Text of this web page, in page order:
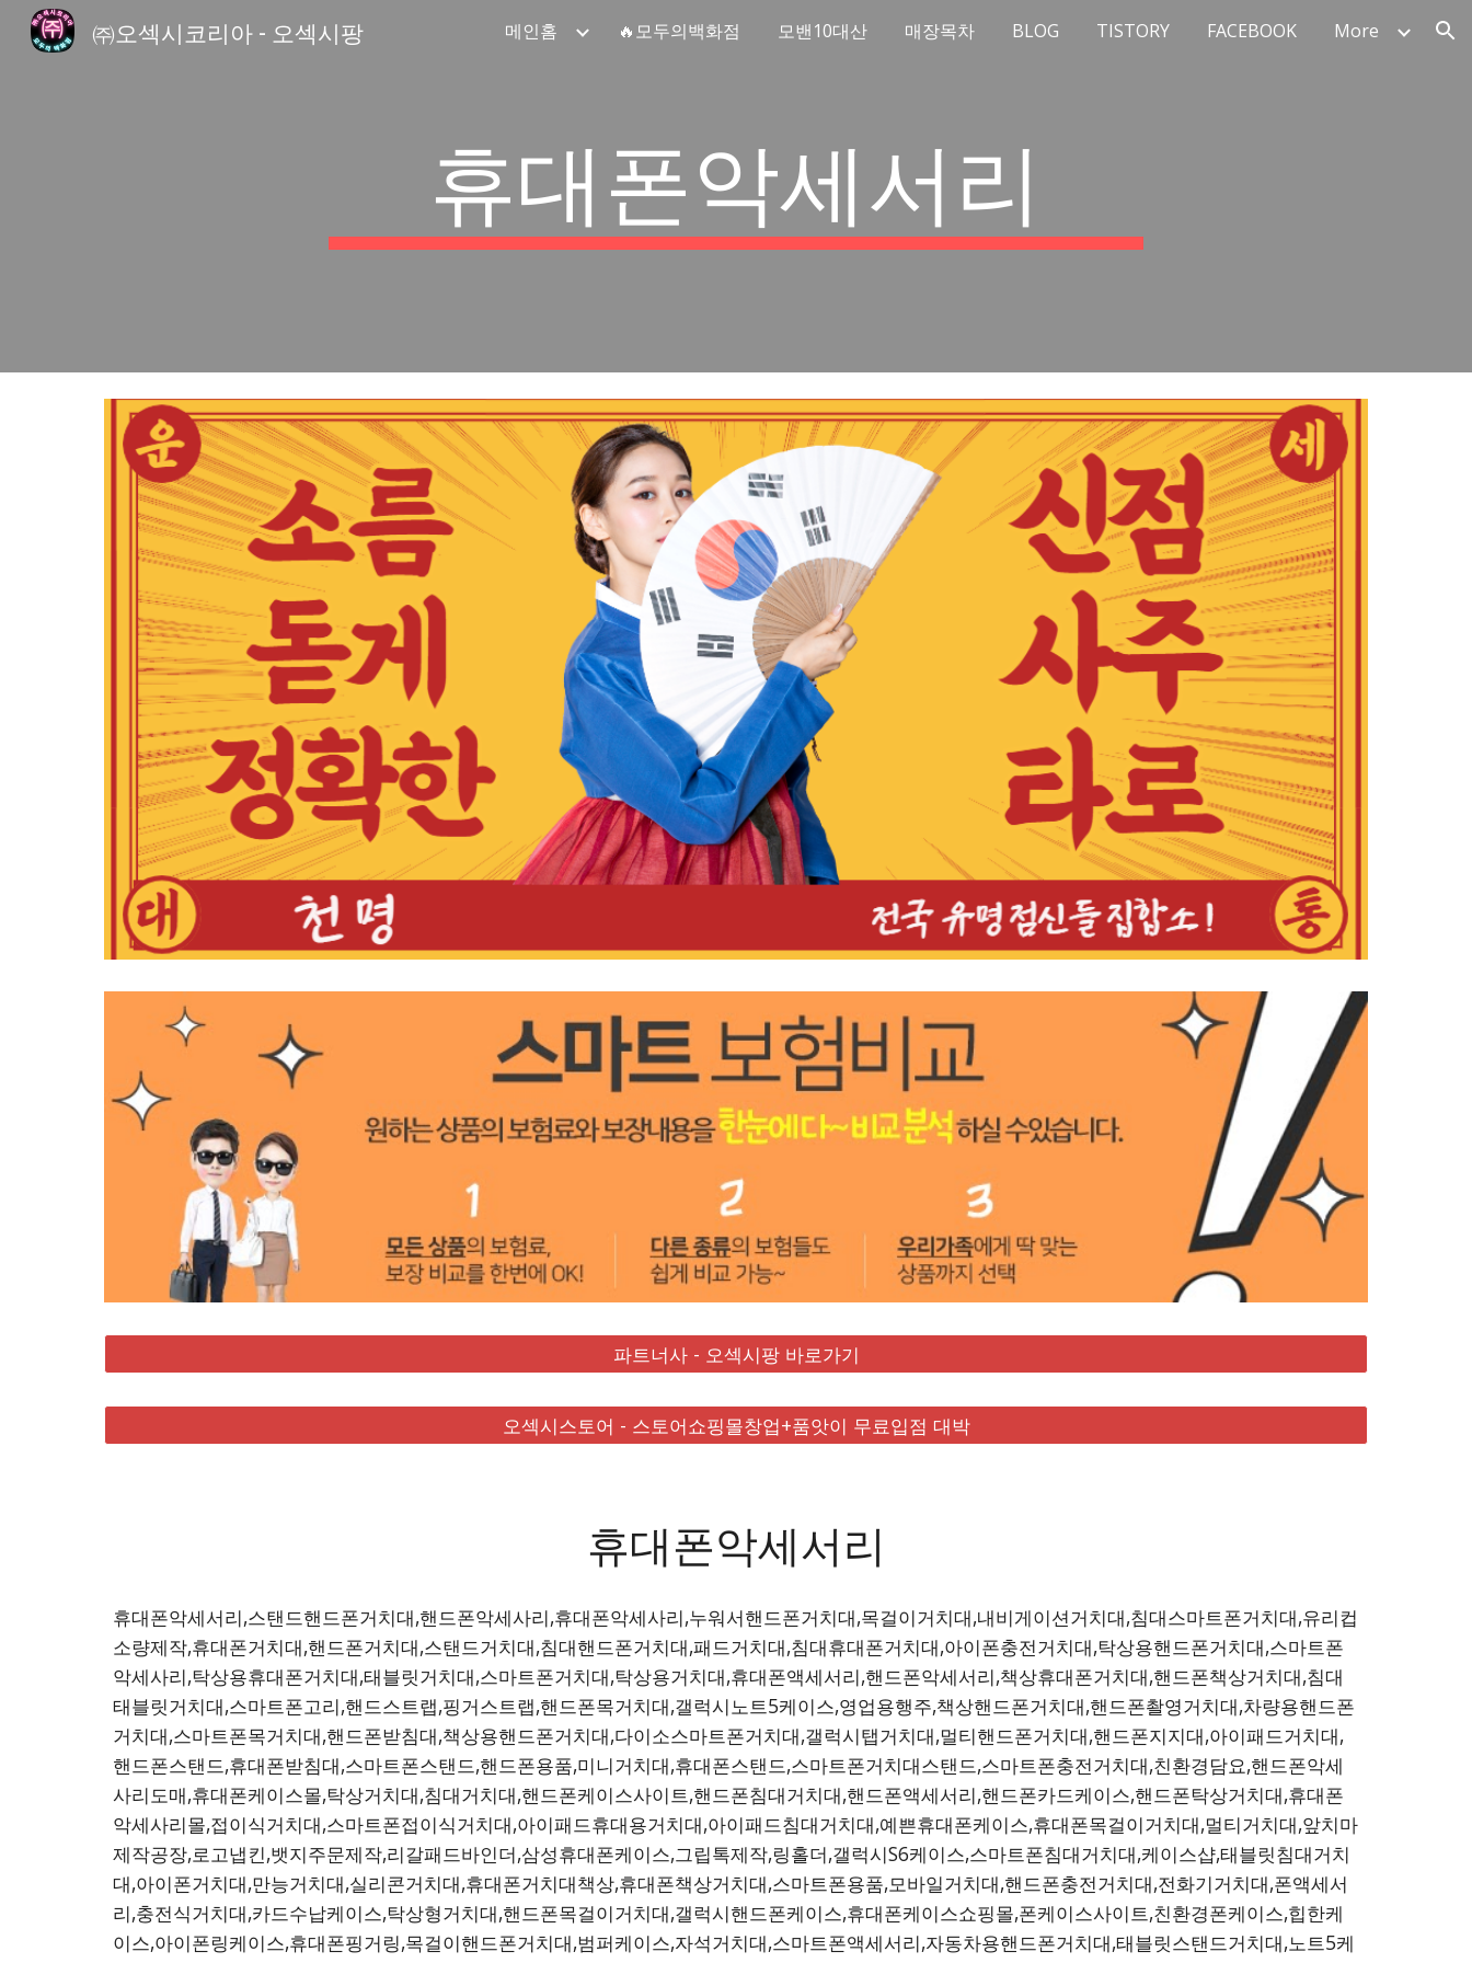
Skip to main content Skip to navigation
㈜오섹시코리아 - 오섹시팡 메인홈 🔥모두의백화점 모밴10대산 매장목차 BLOG TISTORY FACEBOOK More
휴대폰악세서리
파트너사 - 오섹시팡 바로가기
오섹시스토어 - 스토어쇼핑몰창업+품앗이 무료입점 대박
휴대폰악세서리
휴대폰악세서리,스탠드핸드폰거치대,핸드폰악세사리,휴대폰악세사리,누워서핸드폰거치대,목걸이거치대,내비게이션거치대,침대스마트폰거치대,유리컵
소량제작,휴대폰거치대,핸드폰거치대,스탠드거치대,침대핸드폰거치대,패드거치대,침대휴대폰거치대,아이폰충전거치대,탁상용핸드폰거치대,스마트폰
악세사리,탁상용휴대폰거치대,태블릿거치대,스마트폰거치대,탁상용거치대,휴대폰액세서리,핸드폰악세서리,책상휴대폰거치대,핸드폰책상거치대,침대
태블릿거치대,스마트폰고리,핸드스트랩,핑거스트랩,핸드폰목거치대,갤럭시노트5케이스,영업용행주,책상핸드폰거치대,핸드폰촬영거치대,차량용핸드폰
거치대,스마트폰목거치대,핸드폰받침대,책상용핸드폰거치대,다이소스마트폰거치대,갤럭시탭거치대,멀티핸드폰거치대,핸드폰지지대,아이패드거치대,
핸드폰스탠드,휴대폰받침대,스마트폰스탠드,핸드폰용품,미니거치대,휴대폰스탠드,스마트폰거치대스탠드,스마트폰충전거치대,친환경담요,핸드폰악세
사리도매,휴대폰케이스몰,탁상거치대,침대거치대,핸드폰케이스사이트,핸드폰침대거치대,핸드폰액세서리,핸드폰카드케이스,핸드폰탁상거치대,휴대폰
악세사리몰,접이식거치대,스마트폰접이식거치대,아이패드휴대용거치대,아이패드침대거치대,예쁜휴대폰케이스,휴대폰목걸이거치대,멀티거치대,앞치마
제작공장,로고냅킨,뱃지주문제작,리갈패드바인더,삼성휴대폰케이스,그립톡제작,링홀더,갤럭시S6케이스,스마트폰침대거치대,케이스샵,태블릿침대거치
대,아이폰거치대,만능거치대,실리콘거치대,휴대폰거치대책상,휴대폰책상거치대,스마트폰용품,모바일거치대,핸드폰충전거치대,전화기거치대,폰액세서
리,충전식거치대,카드수납케이스,탁상형거치대,핸드폰목걸이거치대,갤럭시핸드폰케이스,휴대폰케이스쇼핑몰,폰케이스사이트,친환경폰케이스,힙한케
이스,아이폰링케이스,휴대폰핑거링,목걸이핸드폰거치대,범퍼케이스,자석거치대,스마트폰액세서리,자동차용핸드폰거치대,태블릿스탠드거치대,노트5케